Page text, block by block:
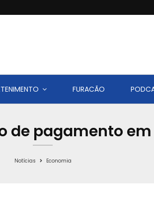
FURACÃO
de pagamento
Notícias Economia